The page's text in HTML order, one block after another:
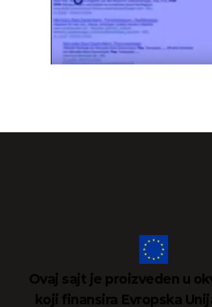
Ovaj sajt je proizveden u
koji finansira Evropska